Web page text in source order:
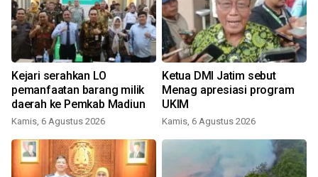
Kejari serahkan LO
pemanfaatan barang milik
daerah ke Pemkab Madiun
Kamis, 6 Agustus 2026
Ketua DMI Jatim sebut
Menag apresiasi program
UKIM
Kamis, 6 Agustus 2026